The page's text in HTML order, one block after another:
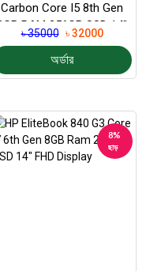
Carbon Core I5 8th Gen
RAM 256GB SSD 14″
FHD Display
৳ 35000 ৳ 32000
অর্ডার
8%
ছাড়